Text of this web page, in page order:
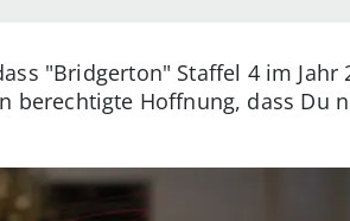
"Bridgerton" Staffel 4 im
berechtigte Hoffnung, dass Du